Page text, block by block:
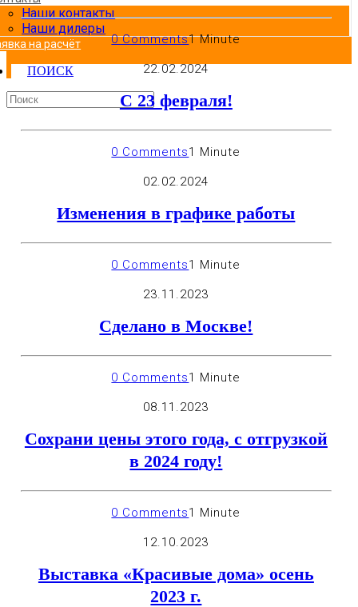
Наши контакты
Наши дилеры
на расчёт
ПОИСК
0 Comments1 Minute
22.02.2024
С 23 февраля!
0 Comments1 Minute
02.02.2024
Изменения в графике работы
0 Comments1 Minute
23.11.2023
Сделано в Москве!
0 Comments1 Minute
08.11.2023
Сохрани цены этого года, с отгрузкой
в 2024 году!
0 Comments1 Minute
12.10.2023
Выставка «Красивые дома» осень
2023 г.